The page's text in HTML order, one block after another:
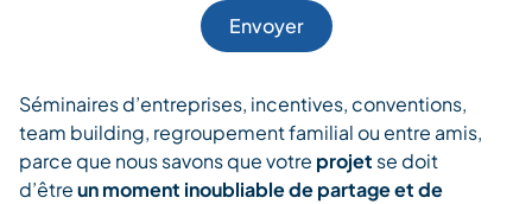
Séminaires d’entreprises, incentives, conventions,
team building, regroupement familial ou entre amis,
parce que nous savons que votre projet se doit
d’êtreun moment inoubliable de partage et de